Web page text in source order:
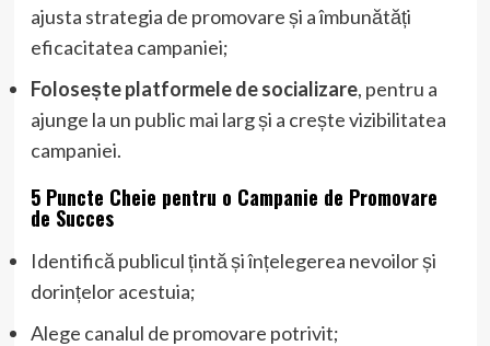
ajusta strategia de promovare și a îmbunătăți
eficacitatea campaniei;
Folosește platformele de socializare, pentru a
ajunge la un public mai larg și a crește vizibilitatea
campaniei.
5 Puncte Cheie pentru o Campanie de Promovare
de Succes
Identifică publicul țintă și înțelegerea nevoilor și
dorințelor acestuia;
Alege canalul de promovare potrivit;